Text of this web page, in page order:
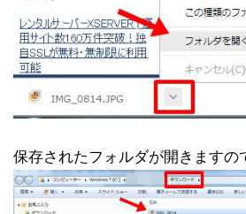
保存されたフォルダが開きますの